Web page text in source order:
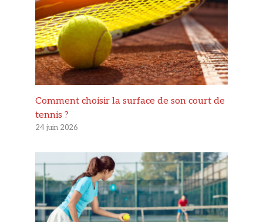
Comment choisir la surface de son court de
tennis ?
24 juin 2026